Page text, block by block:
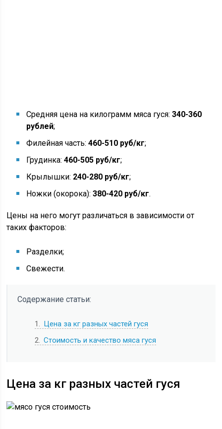
Средняя цена на килограмм мяса гуся:340-360
рублей;
Филейная часть:460-510 руб/кг;
Грудинка:460-505 руб/кг;
Крылышки: 240-280 руб/кг;
Ножки (окорока):380-420 руб/кг.
Цены на него могут различаться в зависимости от
таких факторов:
Разделки;
Свежести.
Содержание статьи:
1
Цена за кг разных частей гуся
2 Стоимость и качество мяса гуся
Цена за кг разных частей гуся